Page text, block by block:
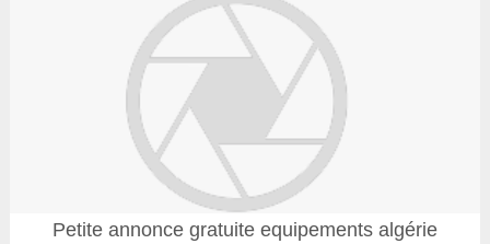
Petite annonce gratuite equipements algérie